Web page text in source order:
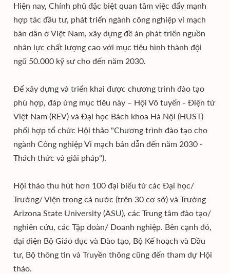
Hiện nay, Chính phủ đặc biệt quan tâm việc đẩy mạnh
hợp tác đầu tư, phát triển ngành công nghiệp vi mạch
bán dẫn ở Việt Nam, xây dựng đề án phát triển nguồn
nhân lực chất lượng cao với mục tiêu hình thành đội
ngũ 50.000 kỹ sư cho đến năm 2030.
Để xây dựng và triển khai được chương trình đào tạo
phù hợp, đáp ứng mục tiêu này – Hội Vô tuyến - Điện tử
Việt Nam (REV) và Đại học Bách khoa Hà Nội (HUST)
phối hợp tổ chức Hội thảo "Chương trình đào tạo cho
ngành Công nghiệp Vi mạch bán dẫn đến năm 2030 -
Thách thức và giải pháp").
Hội thảo thu hút hơn 100 đại biểu từ các Đại học/
Trường/ Viện trong cả nước (trên 30 cơ sở) và Trường
Arizona State University (ASU), các Trung tâm đào tạo/
nghiên cứu, các Tập đoàn/ Doanh nghiệp. Bên cạnh đó,
đại diện Bộ Giáo dục và Đào tạo, Bộ Kế hoạch và Đầu
tư, Bộ thông tin và Truyền thông cũng đến tham dự Hội
thảo.